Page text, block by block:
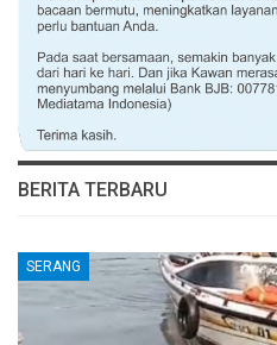
BERITA TERBARU
SERANG